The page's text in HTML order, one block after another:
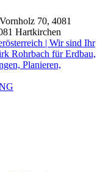
70, 4081
Hartkirchen